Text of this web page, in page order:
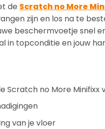
de Scratch no More
zijn en los na te
beschermvoetje snel
in topconditie en jouw
Scratch no More Minifixx
van je vloer